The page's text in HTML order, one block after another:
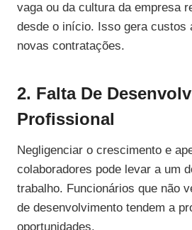
vaga ou da cultura da empresa
desde o início. Isso gera custos
novas contratações.
2. Falta De
Profissional
Negligenciar o crescimento e
colaboradores pode levar a um
trabalho. Funcionários que não
de desenvolvimento tendem a
oportunidades.